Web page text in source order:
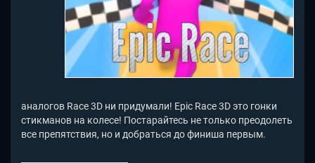
аналогов Race 3D ни придумали! Epic Race 3D это гонки
стикманов на колесе! Постарайтесь не только преодолеть
все препятствия, но и добраться до финиша первым.